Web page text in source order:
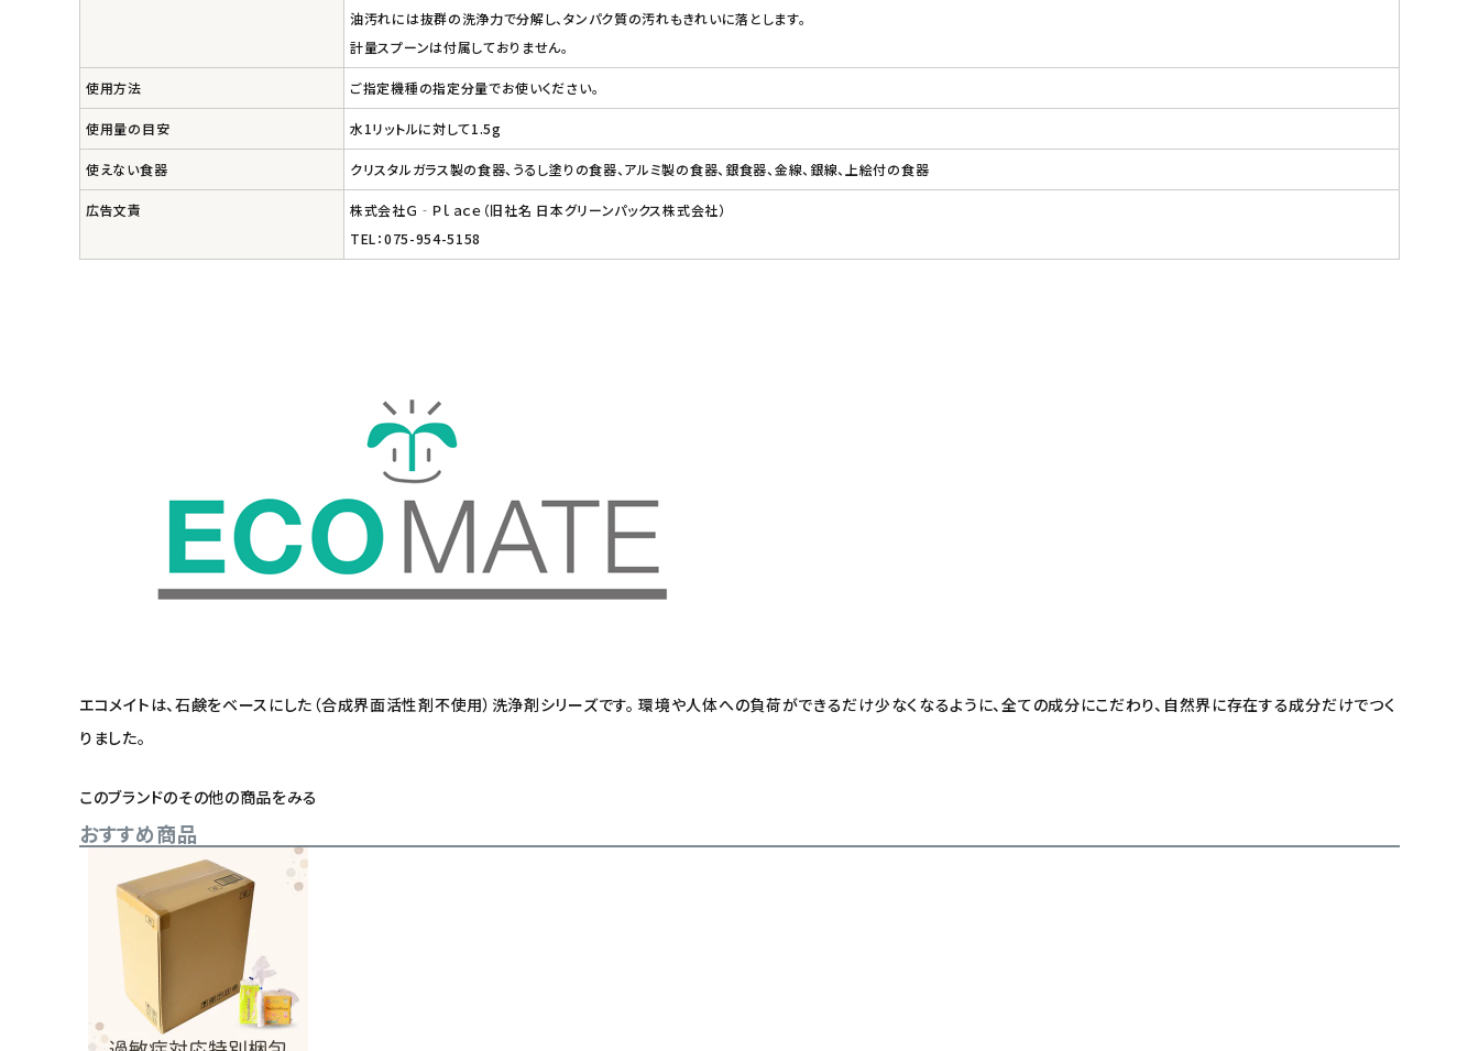
油汚れには抜群の洗浄力で分解し、タンパク質の汚れもきれいに落とします。
計量スプーンは付属しておりません。
使用方法 ご指定機種の指定分量でお使いください。
使用量の目安 水1リットルに対して1.5g
使えない食器 クリスタルガラス製の食器、うるし塗りの食器、アルミ製の食器、銀食器、金線、銀線、上絵付の食器
広告文責
株式会社Ｇ‐Ｐｌａｃｅ（旧社名 日本グリーンパックス株式会社）
TEL：075-954-5158
エコメイトは、石鹸をベースにした（合成界面活性剤不使用）洗浄剤シリーズです。 環境や人体への負荷ができるだけ少なくなるように、全ての成分にこだわり、自然界に存在する成分だけでつく
りました。
このブランドのその他の商品をみる
おすすめ商品